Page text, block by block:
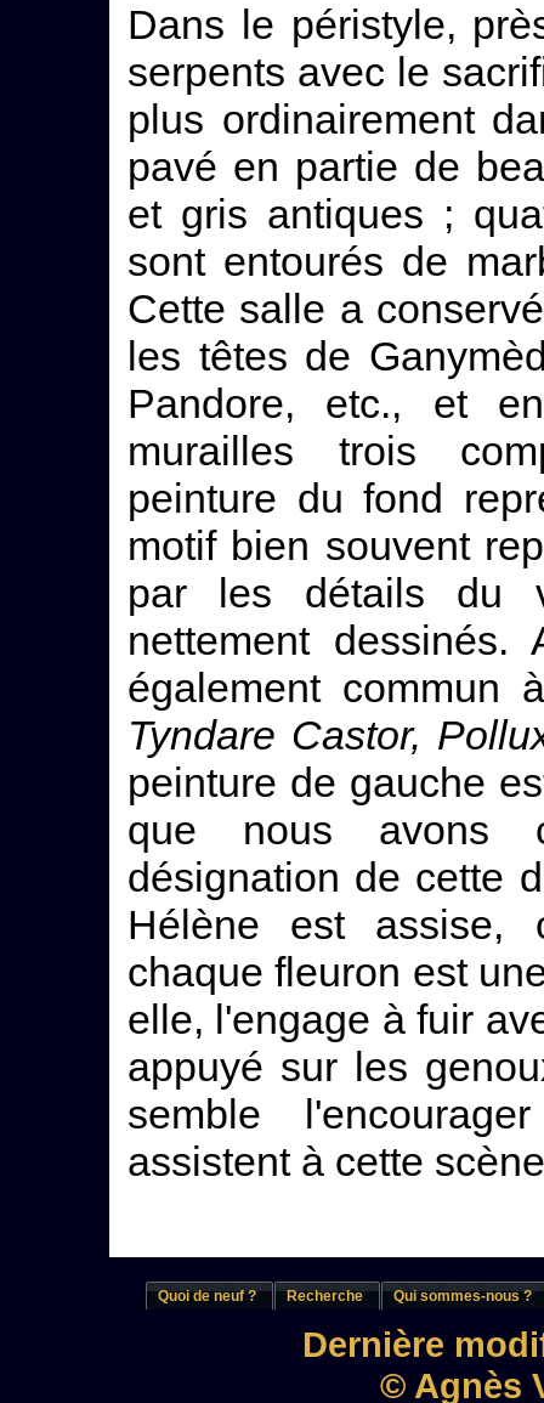
Dans le péristyle,
serpents avec le
plus ordinairement
pavé en partie de
et gris antiques ;
sont entourés de
Cette salle a
les têtes de
Pandore, etc., et
murailles trois
peinture du fond
motif bien souvent
par les détails du
nettement
également commun
Tyndare Castor,
peinture de gauche
que nous avons
désignation de cette
Hélène est assise,
chaque fleuron est
elle, l'engage à fuir
appuyé sur les
semble
assistent à cette
Quoi de neuf ? Recherche Qui sommes-nous ?
Dernière
© Agnès